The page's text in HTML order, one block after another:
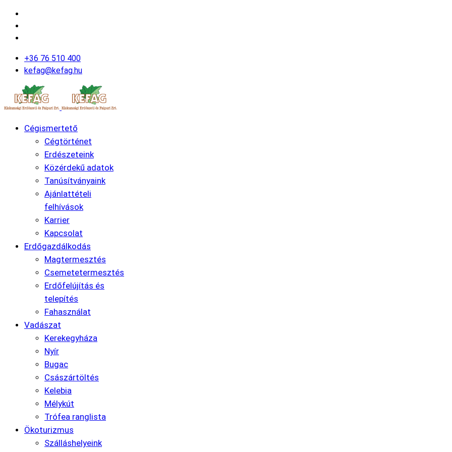
+36 76 510 400
kefag@kefag.hu
Cégismertető
Cégtörténet
Erdészeteink
Közérdekű adatok
Tanúsítványaink
Ajánlattételi
felhívások
Karrier
Kapcsolat
Erdőgazdálkodás
Magtermesztés
Csemetetermesztés
Erdőfelújítás és
telepítés
Fahasználat
Vadászat
Kerekegyháza
Nyír
Bugac
Császártöltés
Kelebia
Mélykút
Trófea ranglista
Ökoturizmus
Szálláshelyeink